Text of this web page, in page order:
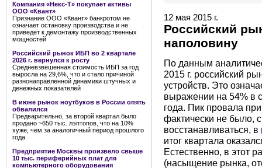
Компания «Некс-Т» покупает активы
ООО «Квант»
Признание ООО «Квант» банкротом не
означает остановку производства и не
приведет к демонтажу производственных
мощностей
Российский рынок ИБП во 2 квартале
2026 г. вернулся к росту
Средневзвешенная стоимость ИБП за год
выросла на 29,6%, что и стало причиной
разнонаправленной динамики штучных и
денежных показателей
В июне рынок ноутбуков в России опять
обвалился
Предварительно, за второй квартал было
продано ~650 тыс. лэптопов, что на 10%
хуже, чем за аналогичный период прошлого
года
Предприятие Москвы произвело свыше
10 тыс. периферийных плат для
компьютерного оборудования
12 мая 2015 г.
Российский
наполовину
По данным
2015 г. российский
устройств. Это
выражении на 54% в
года. Пик провала
фактически не было,
восстанавливаться, в
итог квартала
Естественно, в этот
(насыщение рынка,